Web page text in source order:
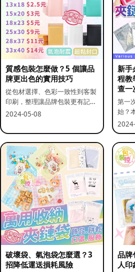
質感包裝怎麼做？5 個讓品
牌更出色的實用技巧
從包材選擇、色彩一致性到客製
印刷，整理讓品牌包裝更有記憶
點的實用做法。
2024-05-08
新手
程教
查一
第一
始？
程與
破壞袋、氣泡袋怎麼選？3
招降低運送損耗風險
品牌
人